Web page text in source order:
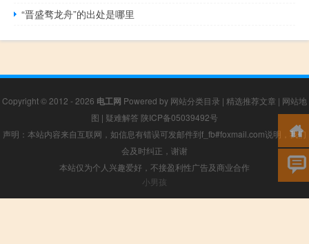
“晋盛骛龙舟”的出处是哪里
Copyright © 2012 - 2026 电工网 Powered by 网站分类目录 | 精选推荐文章 | 网站地
图 | 疑难解答 陕ICP备05039492号
声明：本站内容来自互联网，如信息有错误可发邮件到f_fb#foxmail.com说明，我们
会及时纠正，谢谢
本站仅为个人兴趣爱好，不接盈利性广告及商业合作
小男孩